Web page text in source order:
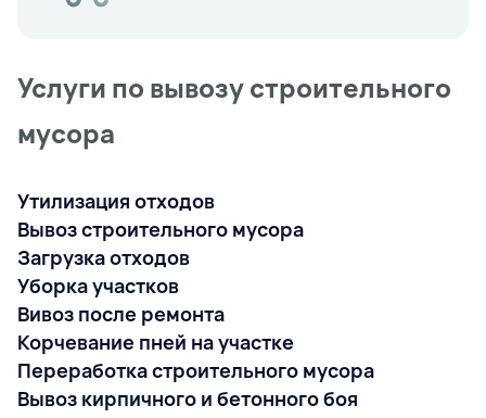
Услуги по вывозу строительного
мусора
Утилизация отходов
Вывоз строительного мусора
Загрузка отходов
Уборка участков
Вивоз после ремонта
Корчевание пней на участке
Переработка строительного мусора
Вывоз кирпичного и бетонного боя